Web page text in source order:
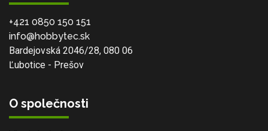
+421 0850 150 151
info@hobbytec.sk
Bardejovská 2046/28, 080 06
Ľubotice - Prešov
O společnosti